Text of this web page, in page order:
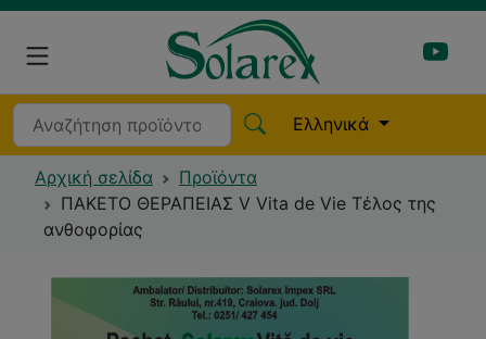
Ελληνικά
Αρχική σελίδα
Προϊόντα
ΠΑΚΕΤΟ ΘΕΡΑΠΕΙΑΣ V Vita de Vie Τέλος της
ανθοφορίας